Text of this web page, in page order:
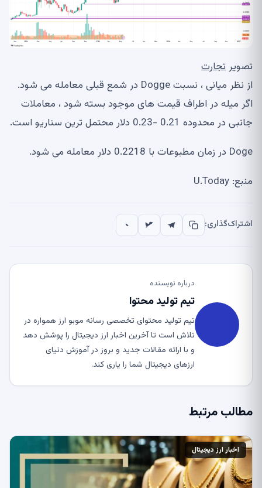
تصویر تجارت
از نظر میانی ، نسبت Dogge در شمع قبلی معامله می شود.
اگر میله در اطراف قیمت های موجود بسته شود ، معاملات
جانبی در محدوده 0.21 -0.23 دلار محتمل ترین سناریو است.
Doge در زمان مطبوعات با 0.2218 دلار معامله می شود.
منبع: U.Today
اشتراک‌گذاری:
درباره نویسنده
تیم تولید محتوا
تیم تولید محتوای تخصصی رسانه موبو ارز همواره در
تلاش است تا آخرین اخبار ارز دیجیتال را پوشش دهد
و با ارائه مقالات جدید و بروز در آموزش دنیای
ارزهای دیجیتال شما را یاری کند.
مطالب مرتبط
اخبار ارز دیجیتال